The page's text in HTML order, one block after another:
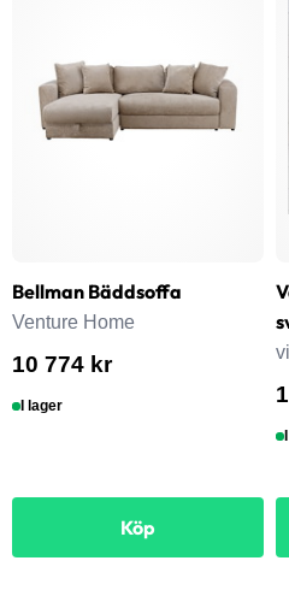
Bellman Bäddsoffa
Venture Home
10 774 kr
I lager
Köp